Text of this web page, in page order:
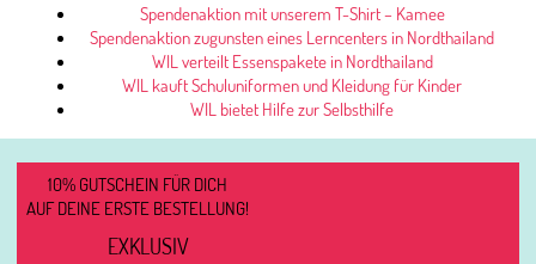
Spendenaktion mit unserem T-Shirt – Kamee
Spendenaktion zugunsten eines Lerncenters in Nordthailand
WIL verteilt Essenspakete in Nordthailand
WIL kauft Schuluniformen und Kleidung für Kinder
WIL bietet Hilfe zur Selbsthilfe
10% GUTSCHEIN FÜR DICH
AUF DEINE ERSTE BESTELLUNG!
EXKLUSIV